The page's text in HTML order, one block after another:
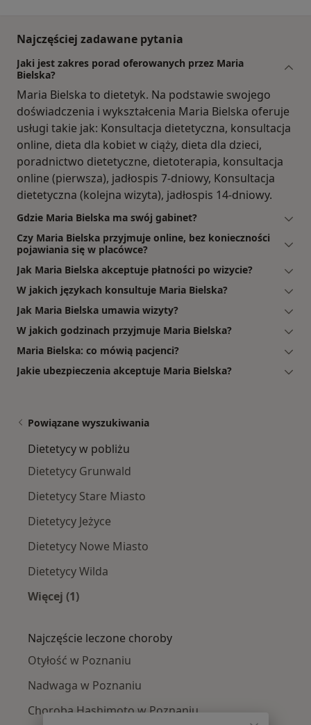
Najczęściej zadawane pytania
Jaki jest zakres porad oferowanych przez Maria
Bielska?
Maria Bielska to dietetyk. Na podstawie swojego
doświadczenia i wykształcenia Maria Bielska oferuje
usługi takie jak: Konsultacja dietetyczna, konsultacja
online, dieta dla kobiet w ciąży, dieta dla dzieci,
poradnictwo dietetyczne, dietoterapia, konsultacja
online (pierwsza), jadłospis 7-dniowy, Konsultacja
dietetyczna (kolejna wizyta), jadłospis 14-dniowy.
Gdzie Maria Bielska ma swój gabinet?
Czy Maria Bielska przyjmuje online, bez konieczności
pojawiania się w placówce?
Jak Maria Bielska akceptuje płatności po wizycie?
W jakich językach konsultuje Maria Bielska?
Jak Maria Bielska umawia wizyty?
W jakich godzinach przyjmuje Maria Bielska?
Maria Bielska: co mówią pacjenci?
Jakie ubezpieczenia akceptuje Maria Bielska?
Powiązane wyszukiwania
Dietetycy w pobliżu
Dietetycy Grunwald
Dietetycy Stare Miasto
Dietetycy Jeżyce
Dietetycy Nowe Miasto
Dietetycy Wilda
Więcej (1)
Najczęście leczone choroby
Otyłość w Poznaniu
Nadwaga w Poznaniu
Choroba Hashimoto w Poznaniu